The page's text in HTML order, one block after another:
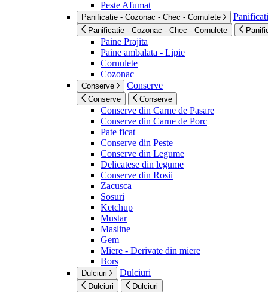
Peste Afumat
Panificatie - Cozonac - Chec - Cornulete
Panificatie - Cozonac - Chec - Cornulete
Paine Prajita
Paine ambalata - Lipie
Cornulete
Cozonac
Conserve Conserve
Conserve Conserve
Conserve din Carne de Pasare
Conserve din Carne de Porc
Pate ficat
Conserve din Peste
Conserve din Legume
Delicatese din legume
Conserve din Rosii
Zacusca
Sosuri
Ketchup
Mustar
Masline
Gem
Miere - Derivate din miere
Bors
Dulciuri Dulciuri
Dulciuri Dulciuri